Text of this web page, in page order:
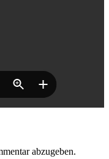
abzugeben.